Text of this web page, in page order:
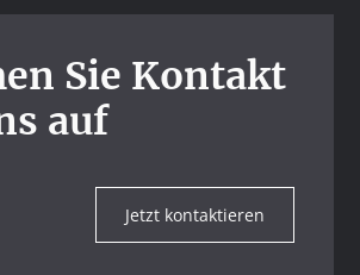
Sie Kontakt
auf
Jetzt kontaktieren